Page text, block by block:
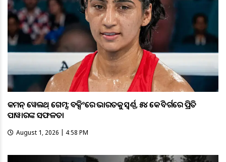
କମନ୍ ୱେଲଥ୍ ଗେମ୍ସ: ବକ୍ସିଂରେ ଭାରତକୁ ସ୍ବର୍ଣ୍ଣ, ୫୪ କେଜି ବର୍ଗରେ ପ୍ରିତି
ପାୱାରଙ୍କ ସଫଳତା
August 1, 2026 | 4:58 PM